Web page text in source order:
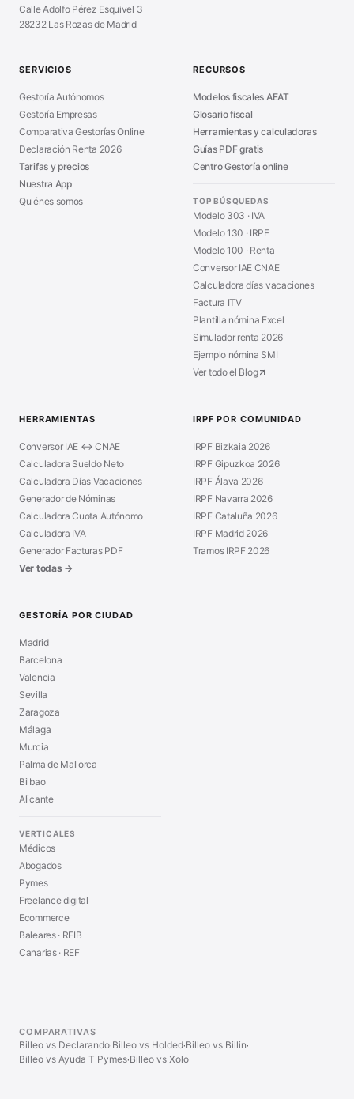
■Calculadora Vacaciones
■Sanciones Hacienda
■Asesoría en Madrid
Calle Adolfo Pérez Esquivel 3
28232 Las Rozas de Madrid
SERVICIOS
Gestoría Autónomos
Gestoría Empresas
Comparativa Gestorías Online
Declaración Renta 2026
Tarifas y precios
Nuestra App
Quiénes somos
RECURSOS
Modelos fiscales AEAT
Glosario fiscal
Herramientas y calculadoras
Guías PDF gratis
Centro Gestoría online
TOP BÚSQUEDAS
Modelo 303 · IVA
Modelo 130 · IRPF
Modelo 100 · Renta
Conversor IAE CNAE
Calculadora días vacaciones
Factura ITV
Plantilla nómina Excel
Simulador renta 2026
Ejemplo nómina SMI
Ver todo el Blog
HERRAMIENTAS
Conversor IAE ↔ CNAE
Calculadora Sueldo Neto
Calculadora Días Vacaciones
Generador de Nóminas
Calculadora Cuota Autónomo
Calculadora IVA
Generador Facturas PDF
Ver todas →
IRPF POR COMUNIDAD
IRPF Bizkaia 2026
IRPF Gipuzkoa 2026
IRPF Álava 2026
IRPF Navarra 2026
IRPF Cataluña 2026
IRPF Madrid 2026
Tramos IRPF 2026
GESTORÍA POR CIUDAD
Madrid
Barcelona
Valencia
Sevilla
Zaragoza
Málaga
Murcia
Palma de Mallorca
Bilbao
Alicante
VERTICALES
Médicos
Abogados
Pymes
Freelance digital
Ecommerce
Baleares · REIB
Canarias · REF
COMPARATIVAS
Billeo vs Declarando·Billeo vs Holded·Billeo vs Billin·
Billeo vs Ayuda T Pymes·Billeo vs Xolo